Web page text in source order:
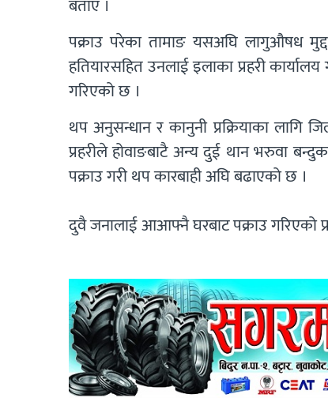
बताए ।
पक्राउ परेका तामाङ यसअघि लागुऔषध
हतियारसहित उनलाई इलाका प्रहरी
गरिएको छ ।
थप अनुसन्धान र कानुनी प्रक्रियाका लागि
प्रहरीले होवाङबाटै अन्य दुई थान भरुवा
पक्राउ गरी थप कारबाही अघि बढाएको छ ।
दुवै जनालाई आआफ्नै घरबाट पक्राउ गरिएको